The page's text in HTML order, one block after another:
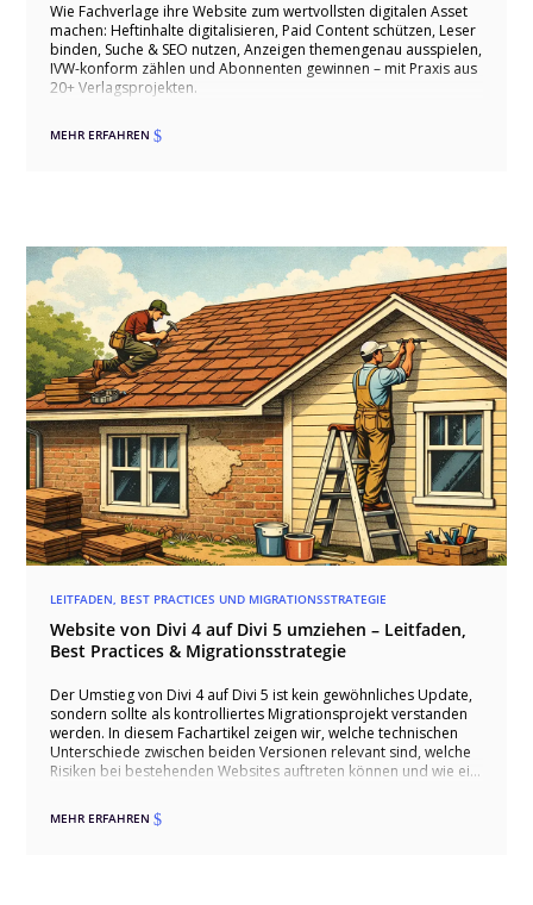
Wie Fachverlage ihre Website zum wertvollsten digitalen Asset
machen: Heftinhalte digitalisieren, Paid Content schützen, Leser
binden, Suche & SEO nutzen, Anzeigen themengenau ausspielen,
IVW-konform zählen und Abonnenten gewinnen – mit Praxis aus
20+ Verlagsprojekten.
MEHR ERFAHREN$
LEITFADEN, BEST PRACTICES UND MIGRATIONSSTRATEGIE
Website von Divi 4 auf Divi 5 umziehen – Leitfaden,
Best Practices & Migrationsstrategie
Der Umstieg von Divi 4 auf Divi 5 ist kein gewöhnliches Update,
sondern sollte als kontrolliertes Migrationsprojekt verstanden
werden. In diesem Fachartikel zeigen wir, welche technischen
Unterschiede zwischen beiden Versionen relevant sind, welche
Risiken bei bestehenden Websites auftreten können und wie ein
Migration und Qualitätssicherung ablaufen sollte. Dabei gehen
wir auch auf typische Stolperfallen wie Drittmodule,
MEHR ERFAHREN$